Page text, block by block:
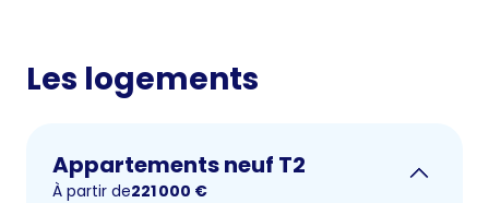
Les logements
Appartements neuf T2
À partir de221 000 €